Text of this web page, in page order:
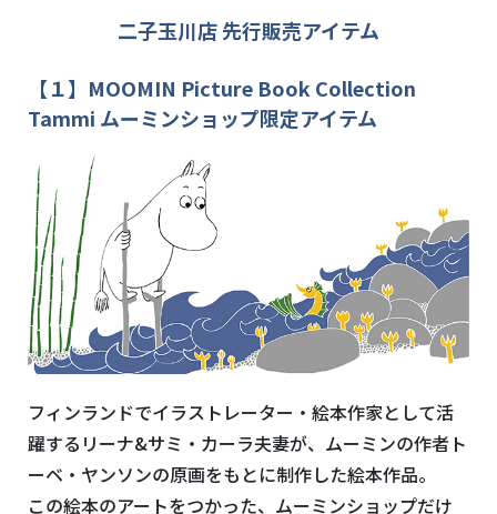
二子玉川店 先行販売アイテム
【１】 MOOMIN Picture Book Collection
Tammi ムーミンショップ限定アイテム
フィンランドでイラストレーター・絵本作家として活
躍するリーナ&サミ・カーラ夫妻が、ムーミンの作者ト
ーベ・ヤンソンの原画をもとに制作した絵本作品。
この絵本のアートをつかった、ムーミンショップだけ